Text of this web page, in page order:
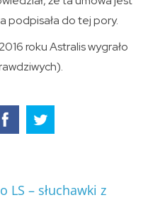
podpisała do tej pory.
roku Astralis wygrało
LS – słuchawki z